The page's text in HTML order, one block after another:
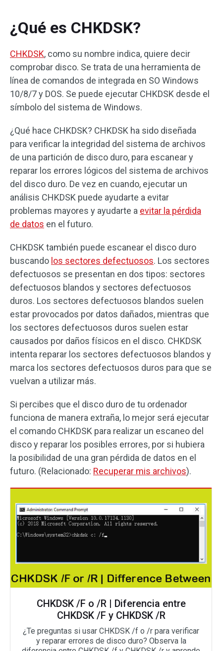
¿Qué es CHKDSK?
CHKDSK, como su nombre indica, quiere decir
comprobar disco. Se trata de una herramienta de
línea de comandos de integrada en SO Windows
10/8/7 y DOS. Se puede ejecutar CHKDSK desde el
símbolo del sistema de Windows.
¿Qué hace CHKDSK? CHKDSK ha sido diseñada
para verificar la integridad del sistema de archivos
de una partición de disco duro, para escanear y
reparar los errores lógicos del sistema de archivos
del disco duro. De vez en cuando, ejecutar un
análisis CHKDSK puede ayudarte a evitar
problemas mayores y ayudarte a evitar la pérdida
de datos en el futuro.
CHKDSK también puede escanear el disco duro
buscando los sectores defectuosos. Los sectores
defectuosos se presentan en dos tipos: sectores
defectuosos blandos y sectores defectuosos
duros. Los sectores defectuosos blandos suelen
estar provocados por datos dañados, mientras que
los sectores defectuosos duros suelen estar
causados por daños físicos en el disco. CHKDSK
intenta reparar los sectores defectuosos blandos y
marca los sectores defectuosos duros para que se
vuelvan a utilizar más.
Si percibes que el disco duro de tu ordenador
funciona de manera extraña, lo mejor será ejecutar
el comando CHKDSK para realizar un escaneo del
disco y reparar los posibles errores, por si hubiera
la posibilidad de una gran pérdida de datos en el
futuro. (Relacionado: Recuperar mis archivos).
CHKDSK /F o /R | Diferencia entre
CHKDSK /F y CHKDSK /R
¿Te preguntas si usar CHKDSK /f o /r para verificar
y reparar errores de disco duro? Observa la